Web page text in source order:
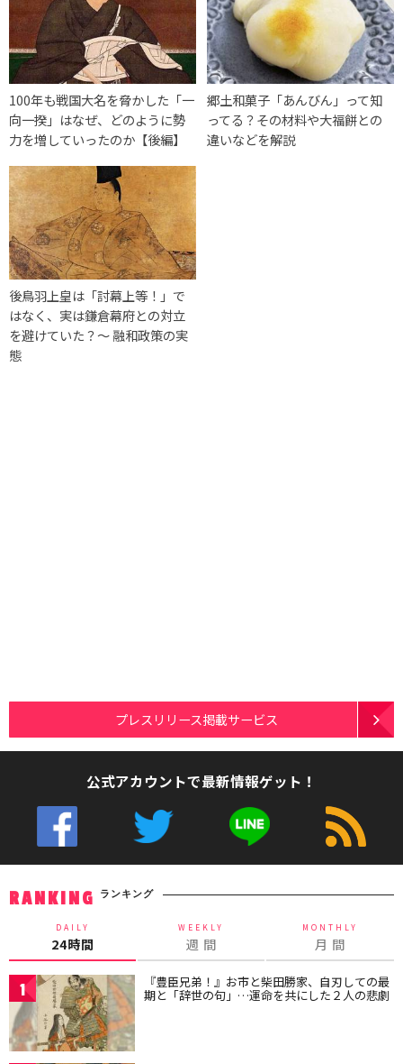
100年も戦国大名を脅かした「一
向一揆」はなぜ、どのように勢
力を増していったのか【後編】
郷土和菓子「あんびん」って知
ってる？その材料や大福餅との
違いなどを解説
後鳥羽上皇は「討幕上等！」で
はなく、実は鎌倉幕府との対立
を避けていた？〜 融和政策の実
態
プレスリリース掲載サービス
公式アカウントで最新情報ゲット！
RANKING ランキング
DAILY
24時間
WEEKLY
週 間
MONTHLY
月 間
1 『豊臣兄弟！』お市と柴田勝家、自刃しての最
期と「辞世の句」…運命を共にした２人の悲劇